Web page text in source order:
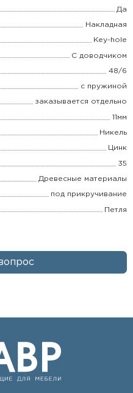
Да
Накладная
Key-hole
С доводчиком
48/6
с пружиной
заказывается отдельно
11мм
Никель
Цинк
35
Древесные материалы
под прикручивание
Петля